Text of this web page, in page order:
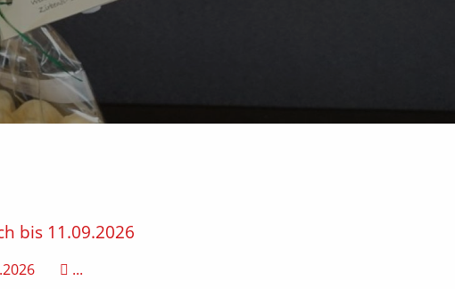
bis 11.09.2026
...